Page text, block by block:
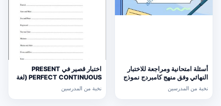
أسئلة امتحانية ومراجعة للاختبار
النهائي وفق منهج كامبردج نموذج
ثالث (رياضيات) التاسع
نخبة من المدرسين
اختبار قصير في PRESENT
PERFECT CONTINUOUS (لغة
انجليزية) حلقة ثانية
نخبة من المدرسين